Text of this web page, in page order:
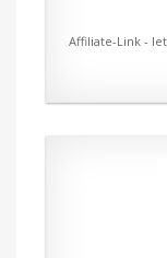
Affiliate-Link -